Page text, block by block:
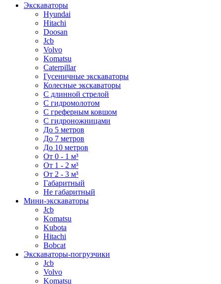
Экскаваторы
Hyundai
Hitachi
Doosan
Jcb
Volvo
Komatsu
Caterpillar
Гусеничные экскаваторы
Колесные экскаваторы
С длинной стрелой
С гидромолотом
С греферным ковшом
С гидроножницами
До 5 метров
До 7 метров
До 10 метров
От 0 - 1 м³
От 1 - 2 м³
От 2 - 3 м³
Габаритный
Не габаритный
Мини-экскаваторы
Jcb
Komatsu
Kubota
Hitachi
Bobcat
Экскаваторы-погрузчики
Jcb
Volvo
Komatsu